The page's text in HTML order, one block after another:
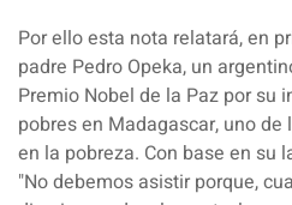
Por ello esta nota relatará, en
padre Pedro Opeka, un
Premio Nobel de la Paz por su
pobres en Madagascar, uno
en la pobreza. Con base en su
"No debemos asistir porque,